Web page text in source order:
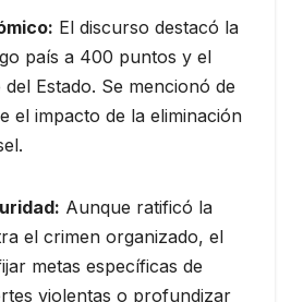
El discurso destacó la
país a 400 puntos y el
Estado. Se mencionó de
el impacto de la eliminación
Aunque ratificó la
el crimen organizado, el
metas específicas de
violentas o profundizar